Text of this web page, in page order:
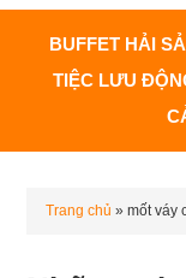
BUFFET HẢI
TIỆC LƯU
Trang chủ »mốt váy